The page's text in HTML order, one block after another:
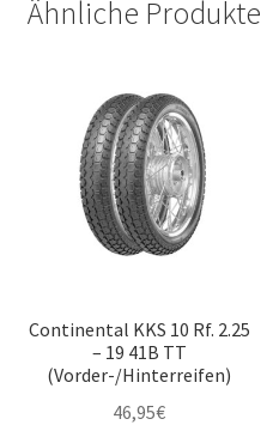
Ähnliche Produkte
Continental KKS 10 Rf. 2.25
– 19 41B TT
(Vorder-/Hinterreifen)
46,95€